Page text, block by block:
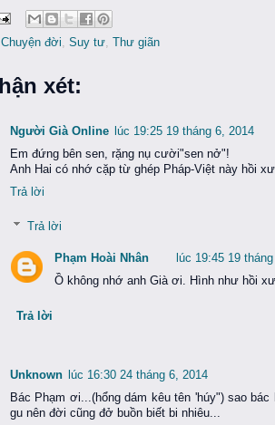
Chuyện đời Suy tư Thư giãn
xét:
Người Già Online
lúc 19:25 19 tháng 6, 2014
Em đứng bên sen, rặng nụ cười"sen nở"!
Anh Hai có nhớ cặp từ ghép Pháp-Việt này hồi
Trả lời
Trả lời
Phạm Hoài Nhân
lúc 19:45 19
Ồ không nhớ anh Già ơi. Hình như hồi
Trả lời
Unknown
lúc 16:30 24 tháng 6, 2014
Bác Phạm ơi...(hổng dám kêu tên 'húy") sao
gu nên đời cũng đở buồn biết bi nhiêu...